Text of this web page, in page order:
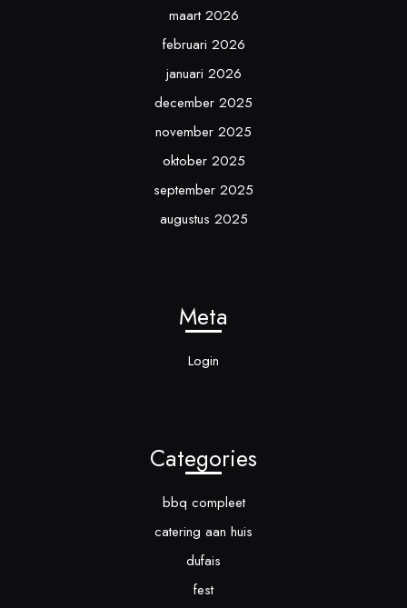
maart 2026
februari 2026
januari 2026
december 2025
november 2025
oktober 2025
september 2025
augustus 2025
Meta
Login
Categories
bbq compleet
catering aan huis
dufais
fest